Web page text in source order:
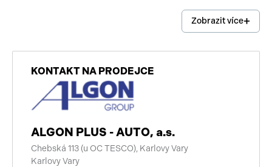
Android Auto
Apple CarPlay
centrální zamykání
Zobrazit více
KONTAKT NA PRODEJCE
ALGON PLUS - AUTO, a.s.
Chebská 113 (u OC TESCO), Karlovy Vary
Karlovy Vary